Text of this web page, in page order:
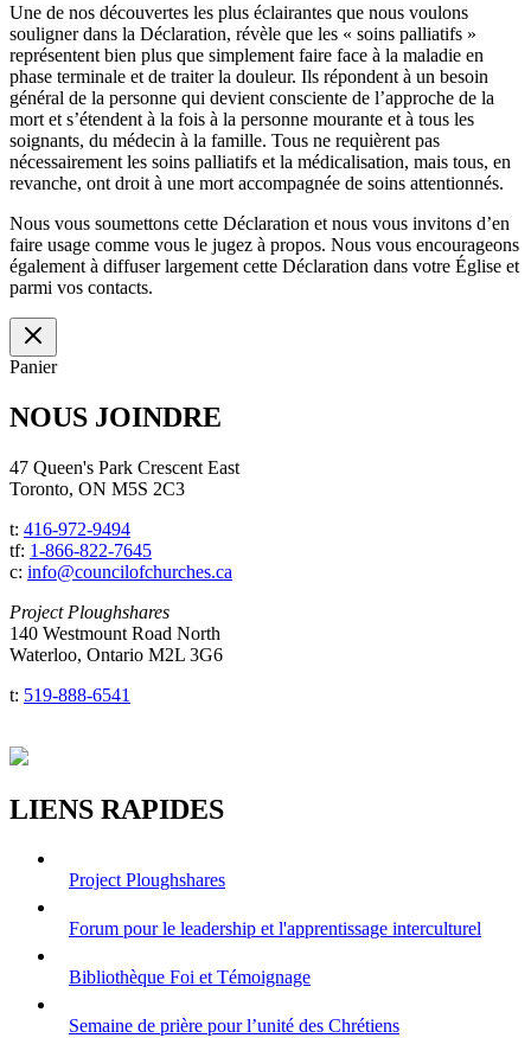
Une de nos découvertes les plus éclairantes que nous voulons
souligner dans la Déclaration, révèle que les « soins palliatifs »
représentent bien plus que simplement faire face à la maladie en
phase terminale et de traiter la douleur. Ils répondent à un besoin
général de la personne qui devient consciente de l’approche de la
mort et s’étendent à la fois à la personne mourante et à tous les
soignants, du médecin à la famille. Tous ne requièrent pas
nécessairement les soins palliatifs et la médicalisation, mais tous, en
revanche, ont droit à une mort accompagnée de soins attentionnés.
Nous vous soumettons cette Déclaration et nous vous invitons d’en
faire usage comme vous le jugez à propos. Nous vous encourageons
également à diffuser largement cette Déclaration dans votre Église et
parmi vos contacts.
Panier
NOUS JOINDRE
47 Queen's Park Crescent East
Toronto, ON M5S 2C3
t: 416-972-9494
tf: 1-866-822-7645
c: info@councilofchurches.ca
Project Ploughshares
140 Westmount Road North
Waterloo, Ontario M2L 3G6
t: 519-888-6541
LIENS RAPIDES
Project Ploughshares
Forum pour le leadership et l'apprentissage interculturel
Bibliothèque Foi et Témoignage
Semaine de prière pour l’unité des Chrétiens